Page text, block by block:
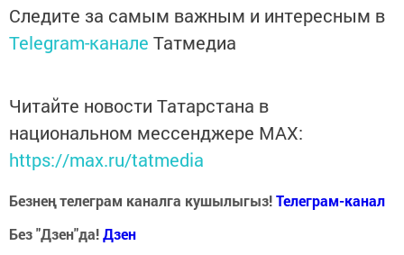
Следите за самым важным и интересным в
Telegram-канале Татмедиа
Читайте новости Татарстана в
национальном мессенджере MАХ:
https://max.ru/tatmedia
Безнең телеграм каналга кушылыгыз!Телеграм-канал
Без "Дзен"да!Дзен